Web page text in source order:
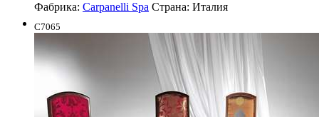
Фабрика: Carpanelli Spa Страна: Италия
C7065